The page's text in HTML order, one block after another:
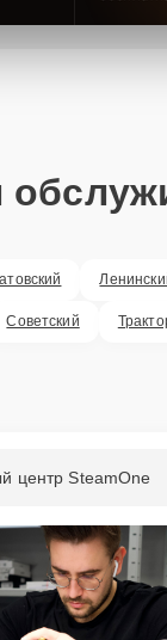
Советский
центр SteamOne